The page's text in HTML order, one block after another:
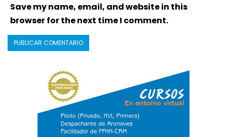
Save my name, email, and website in this
browser for the next time I comment.